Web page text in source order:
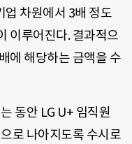
업 차원에서 3배 정도
이루어진다. 결과적으
에 해당하는 금액을 수
동안 LG U+ 임직원
로 나아지도록 수시로